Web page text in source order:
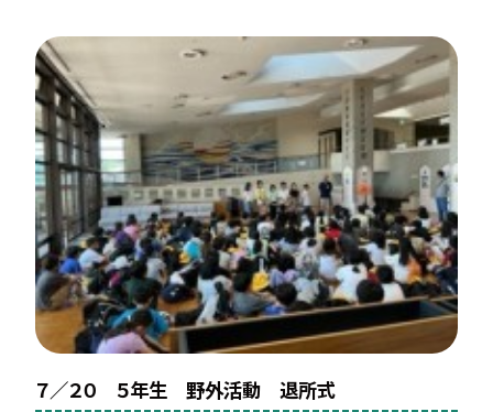
７／２０ ５年生 野外活動 退所式